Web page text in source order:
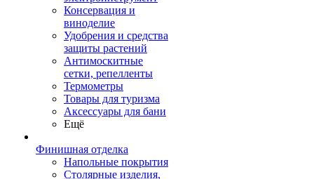
Консервация и
виноделие
Удобрения и средства
защиты растений
Антимоскитные
сетки, репелленты
Термометры
Товары для туризма
Аксессуары для бани
Ещё
Финишная отделка
Напольные покрытия
Столярные изделия,